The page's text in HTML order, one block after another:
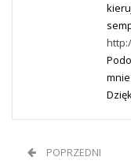
POPRZEDNI